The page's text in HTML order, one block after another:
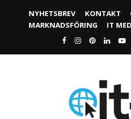
NYHETSBREV KONTAKT
MARKNADSFÖRING
IT